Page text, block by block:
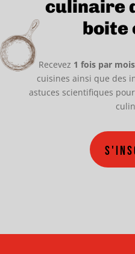
culinaire
boite
Recevez 1 fois par mois
cuisines ainsi que des
astuces scientifiques